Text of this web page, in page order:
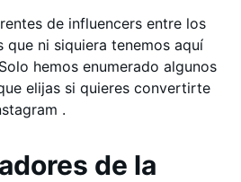
de influencers entre los
que ni siquiera tenemos aquí
hemos enumerado algunos
elijas si quieres convertirte
.
de la